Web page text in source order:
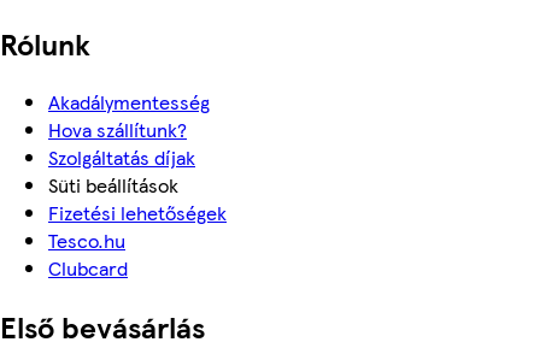
Rólunk
Akadálymentesség
Hova szállítunk?
Szolgáltatás díjak
Süti beállítások
Fizetési lehetőségek
Tesco.hu
Clubcard
Első bevásárlás